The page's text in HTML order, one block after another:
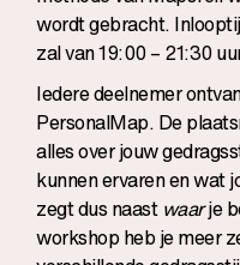
wordt gebracht.
zal van 19:00 – 21:30
Iedere deelnemer
PersonalMap. De
alles over jouw
kunnen ervaren en wat
zegt dus naast waarje
workshop heb je meer